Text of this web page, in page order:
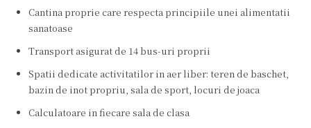
Cantina proprie care respecta principiile unei alimentatii
sanatoase
Transport asigurat de 14 bus-uri proprii
Spatii dedicate activitatilor in aer liber: teren de baschet,
bazin de inot propriu, sala de sport, locuri de joaca
Calculatoare in fiecare sala de clasa